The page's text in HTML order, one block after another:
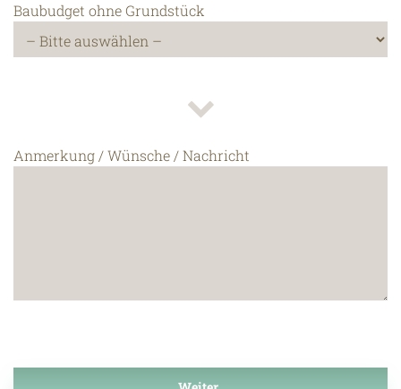
Baubudget ohne Grundstück
Anmerkung / Wünsche / Nachricht